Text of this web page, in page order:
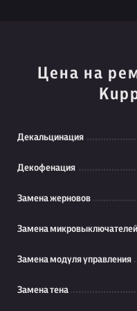
Цена на
Декальцинация
Декофенация
Замена жерновов
Замена микровыключателей
Замена модуля управления
Замена тена